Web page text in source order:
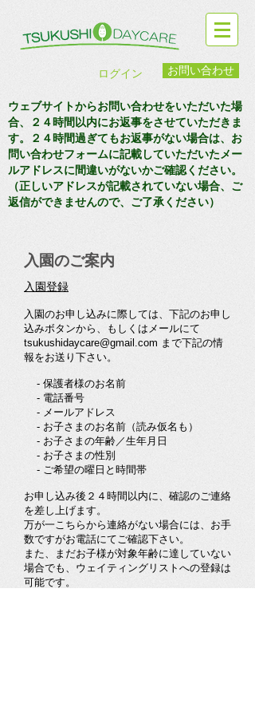
お問い合わせ
ログイン
ウェブサイトからお問い合わせをいただいた場
合、２４時間以内にお返事をさせていただきま
す。２４時間過ぎてもお返事がない場合は、お
問い合わせフォームに記載していただいたメー
ルアドレスに間違いがないかご確認ください。
（正しいアドレスが記載されていない場合、ご
返信ができませんので、ご了承ください）
入園のご案内
入園登録
入園のお申し込みに際しては、下記のお申し
込みボタンから、もしくはメールにて
tsukushidaycare@gmail.com まで下記の情
報をお送り下さい。
- 保護者様のお名前
- 電話番号
- メールアドレス
- お子さまのお名前（読み仮名も）
- お子さまの年齢／生年月日
- お子さまの性別
- ご希望の曜日と時間帯
お申し込み後２４時間以内に、確認のご連絡
を差し上げます。
万が一こちらから連絡がない場合には、お手
数ですがお電話にてご確認下さい。
また、まだお子様が対象年齢に達していない
場合でも、ウェイティングリストへの登録は
可能です。